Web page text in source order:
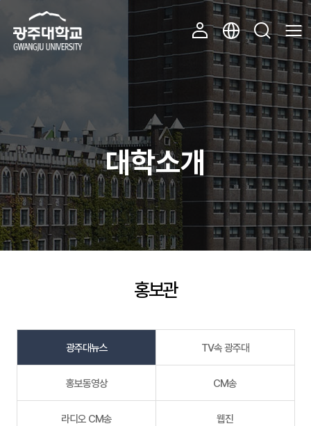
대학소개
홍보관
광주대뉴스 TV속 광주대
홍보동영상 CM송
라디오 CM송 웹진